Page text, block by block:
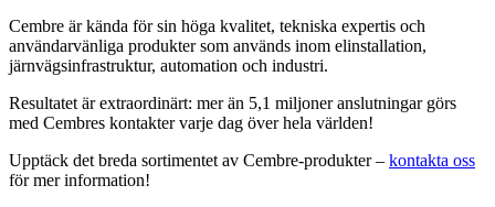
Cembre är kända för sin höga kvalitet, tekniska expertis och
användarvänliga produkter som används inom elinstallation,
järnvägsinfrastruktur, automation och industri.
Resultatet är extraordinärt: mer än 5,1 miljoner anslutningar görs
med Cembres kontakter varje dag över hela världen!
Upptäck det breda sortimentet av Cembre-produkter – kontakta oss
för mer information!